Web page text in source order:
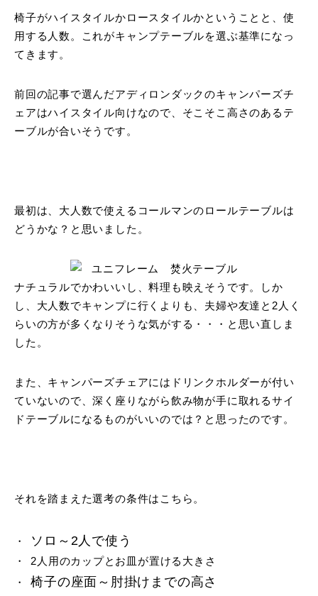
椅子がハイスタイルかロースタイルかということと、使
用する人数。これがキャンプテーブルを選ぶ基準になっ
てきます。
前回の記事で選んだアディロンダックのキャンパーズチ
ェアはハイスタイル向けなので、そこそこ高さのあるテ
ーブルが合いそうです。
最初は、大人数で使えるコールマンのロールテーブルは
どうかな？と思いました。
ナチュラルでかわいいし、料理も映えそうです。しか
し、大人数でキャンプに行くよりも、夫婦や友達と2人く
らいの方が多くなりそうな気がする・・・と思い直しま
した。
また、キャンパーズチェアにはドリンクホルダーが付い
ていないので、深く座りながら飲み物が手に取れるサイ
ドテーブルになるものがいいのでは？と思ったのです。
それを踏まえた選考の条件はこちら。
ソロ～2人で使う
2人用のカップとお皿が置ける大きさ
椅子の座面～肘掛けまでの高さ